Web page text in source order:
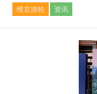
维京游轮 资讯